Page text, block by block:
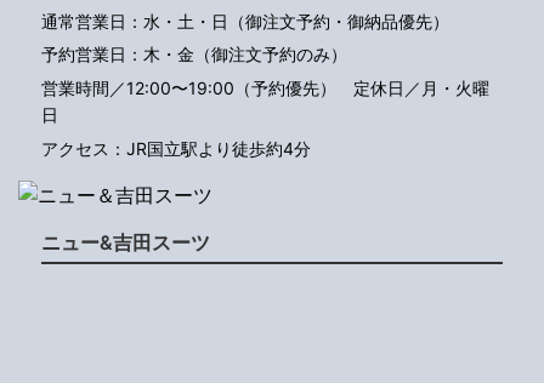
通常営業日：水・土・日（御注文予約・御納品優先）
予約営業日：木・金（御注文予約のみ）
営業時間／12:00〜19:00（予約優先） 定休日／月・火曜
日
アクセス：JR国立駅より徒歩約4分
ニュー&吉田スーツ